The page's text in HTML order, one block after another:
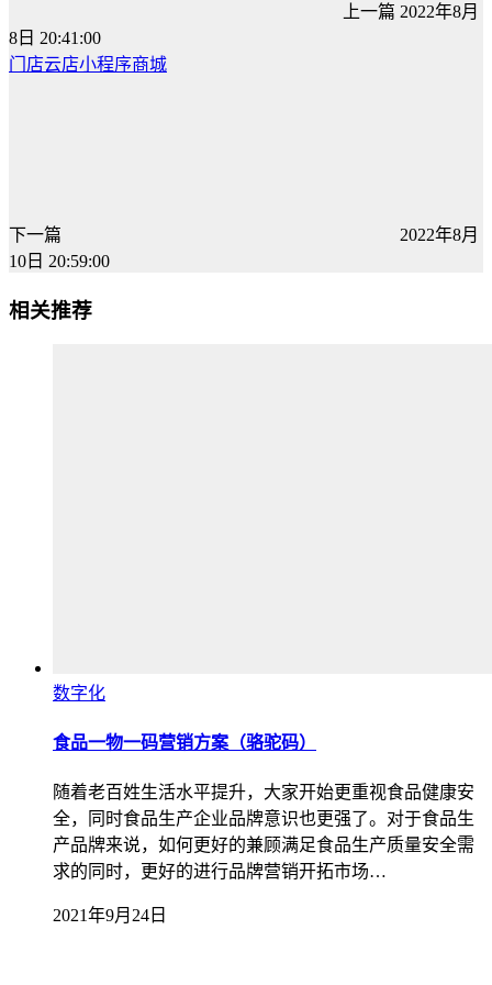
上一篇 2022年8月
8日 20:41:00
门店云店小程序商城
下一篇
2022年8月
10日 20:59:00
相关推荐
数字化
食品一物一码营销方案（骆驼码）
随着老百姓生活水平提升，大家开始更重视食品健康安
全，同时食品生产企业品牌意识也更强了。对于食品生
产品牌来说，如何更好的兼顾满足食品生产质量安全需
求的同时，更好的进行品牌营销开拓市场…
2021年9月24日